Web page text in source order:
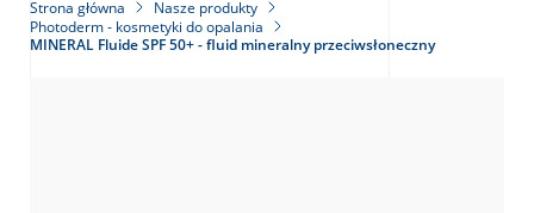
Strona główna
Nasze produkty
Photoderm - kosmetyki do opalania
MINERAL Fluide SPF 50+ - fluid mineralny przeciwsłoneczny